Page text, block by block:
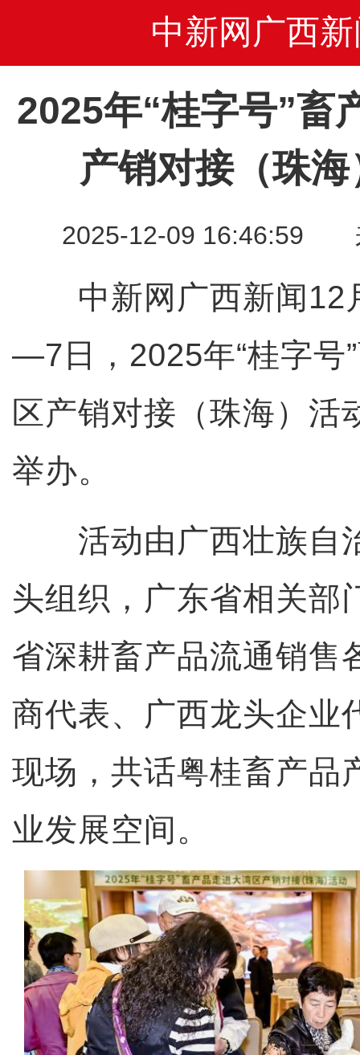
中新网广西新
2025年“桂字号”畜
产销对接（珠
2025-12-09 16:46:59
中新网广西新闻12
—7日，2025年“桂字号
区产销对接（珠海）活
举办。
活动由广西壮族自
头组织，广东省相关部
省深耕畜产品流通销售
商代表、广西龙头企业
现场，共话粤桂畜产品
业发展空间。